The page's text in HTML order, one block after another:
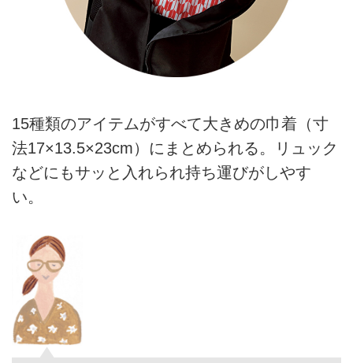
15種類のアイテムがすべて大きめの巾着（寸
法17×13.5×23cm）にまとめられる。リュック
などにもサッと入れられ持ち運びがしやす
い。